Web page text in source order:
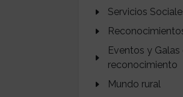
Servicios
Eventos y Galas
reconocimiento
Mundo rural